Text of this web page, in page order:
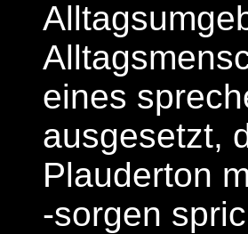
eines
ausgesetzt,
Plauderton
-sorgen